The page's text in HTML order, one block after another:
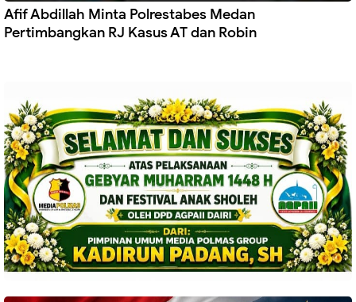
Afif Abdillah Minta Polrestabes Medan
Pertimbangkan RJ Kasus AT dan Robin